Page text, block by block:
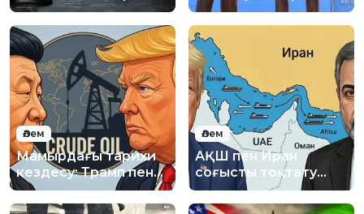
рубльден асуы
мүмкін
ашылды
Әлем
Мамырдағы тарихи
кездесу: Трамп пен
Си Қытайда
кездеспек
Әлем
АҚШ пен Иран
соғысты тоқтату
туралы келісімге
жақындады